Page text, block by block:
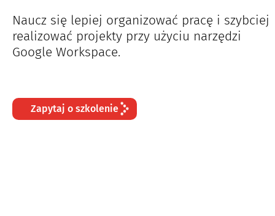
Zapytaj o szkolenie
Naucz się lepiej organizować pracę i szybciej
realizować projekty przy użyciu narzędzi
Google Workspace.